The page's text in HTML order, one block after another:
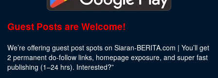
Guest Posts are Welcome!
We’re offering guest post spots on Siaran-BERITA.com | You’ll get
2 permanent do-follow links, homepage exposure, and super fast
publishing (1–24 hrs). Interested?”